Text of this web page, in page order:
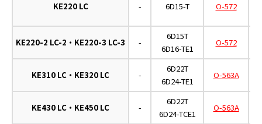
KE220 LC - 6D15-T O-572
KE220-2 LC-2・KE220-3 LC-3 -
6D15T
6D16-TE1
O-572
KE310 LC・KE320 LC -
6D22T
6D24-TE1
O-563A
KE430 LC・KE450 LC -
6D22T
6D24-TCE1
O-563A